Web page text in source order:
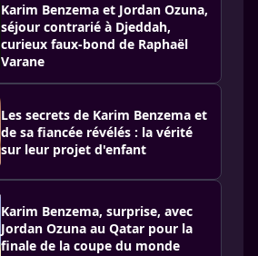
Karim Benzema et Jordan Ozuna,
séjour contrarié à Djeddah,
curieux faux-bond de Raphaël
Varane
Les secrets de Karim Benzema et
de sa fiancée révélés : la vérité
sur leur projet d'enfant
Karim Benzema, surprise, avec
Jordan Ozuna au Qatar pour la
finale de la coupe du monde